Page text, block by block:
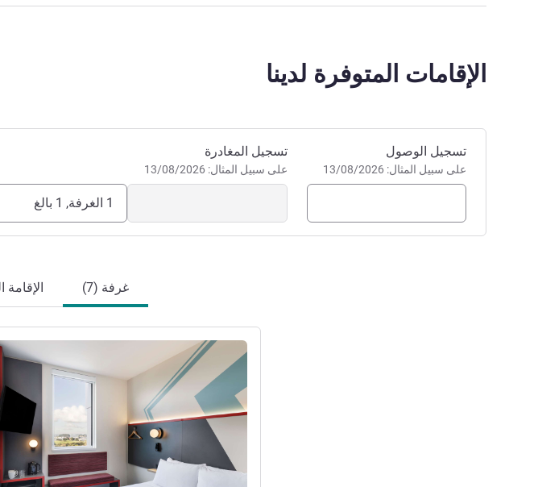
are per person, each way. Children under 12yrs travel for
wonderful guests, we look forward to welcoming you to
Auckland Airport Hotel and hope we can help you make the
إدارة الفندق Eli Fifita
الإقامات المتوفرة لدينا
احجز في هذا الفندق
تسجيل الوصول
على سبيل المثال: 13/08/2026
تسجيل المغادرة
على سبيل المثال: 13/08/2026
1 الغرفة, 1 بالغ
غرفة (7) الإقامة
راجع التفاصيل